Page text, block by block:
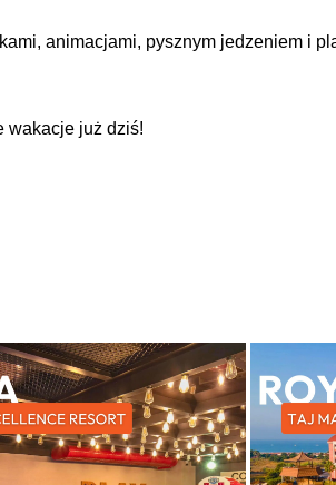
animacjami, pysznym jedzeniem i
wakacje już dziś!